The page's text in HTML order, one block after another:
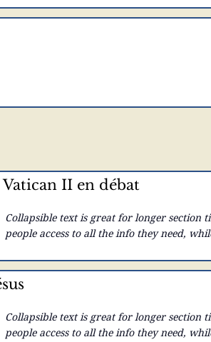
II en débat
Collapsible text is great for longer section
people access to all the info they need,
here...
Collapsible text is great for longer section
people access to all the info they need,